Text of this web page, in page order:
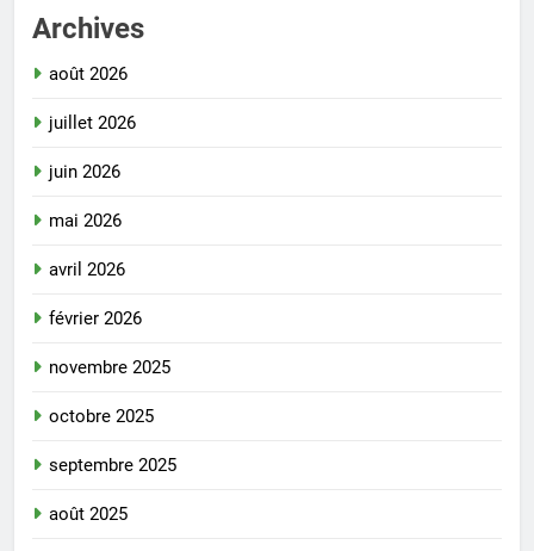
Archives
août 2026
juillet 2026
juin 2026
mai 2026
avril 2026
février 2026
novembre 2025
octobre 2025
septembre 2025
août 2025